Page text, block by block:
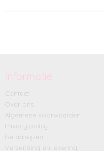
Informatie
Contact
Over ons
Algemene voorwaarden
Privacy policy
Betaalwijzen
Verzending en levering